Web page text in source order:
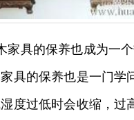
家具的保养也成为一
具的保养也是一门学
度过低时会收缩，过